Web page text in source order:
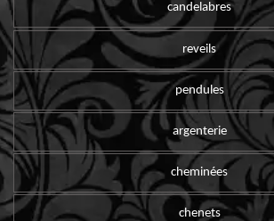
candelabres
reveils
pendules
argenterie
cheminées
chenets